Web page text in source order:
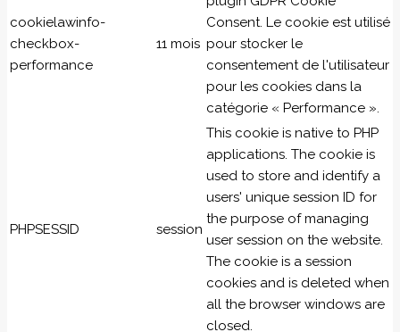
cookielawinfo-
checkbox-
performance
11 mois
Consent. Le cookie est utilisé
pour stocker le
consentement de l'utilisateur
pour les cookies dans la
catégorie « Performance ».
PHPSESSID session
This cookie is native to PHP
applications. The cookie is
used to store and identify a
users' unique session ID for
the purpose of managing
user session on the website.
The cookie is a session
cookies and is deleted when
all the browser windows are
closed.